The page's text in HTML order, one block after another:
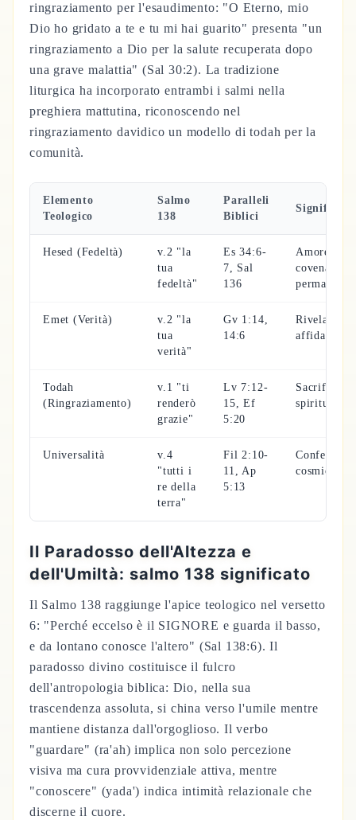
ringraziamento per l'esaudimento: "O Eterno, mio
Dio ho gridato a te e tu mi hai guarito" presenta "un
ringraziamento a Dio per la salute recuperata dopo
una grave malattia" (Sal 30:2). La tradizione
liturgica ha incorporato entrambi i salmi nella
preghiera mattutina, riconoscendo nel
ringraziamento davidico un modello di todah per la
comunità.
Elemento
Teologico
Salmo
138
Paralleli
Biblici
Significato
Hesed (Fedeltà)
v.2 "la
tua
fedeltà"
Es 34:6-
7, Sal
136
Amore
covenantale
permanente
Emet (Verità)
v.2 "la
tua
verità"
Gv 1:14,
14:6
Rivelazione
affidabile
Todah
(Ringraziamento)
v.1 "ti
renderò
grazie"
Lv 7:12-
15, Ef
5:20
Sacrificio
spirituale
Universalità
v.4
"tutti i
re della
terra"
Fil 2:10-
11, Ap
5:13
Confessione
cosmica
Il Paradosso dell'Altezza e
dell'Umiltà: salmo 138 significato
Il Salmo 138 raggiunge l'apice teologico nel versetto
6: "Perché eccelso è il SIGNORE e guarda il basso,
e da lontano conosce l'altero" (Sal 138:6). Il
paradosso divino costituisce il fulcro
dell'antropologia biblica: Dio, nella sua
trascendenza assoluta, si china verso l'umile mentre
mantiene distanza dall'orgoglioso. Il verbo
"guardare" (ra'ah) implica non solo percezione
visiva ma cura provvidenziale attiva, mentre
"conoscere" (yada') indica intimità relazionale che
discerne il cuore.